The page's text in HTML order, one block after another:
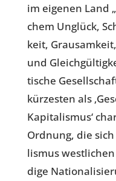
im eigenen Land
chem Unglück,
keit,
und
ti­sche
kür­zes­ten als
Kapi­ta­lis­mus‘
Ordnung, die
lis­mus
dige